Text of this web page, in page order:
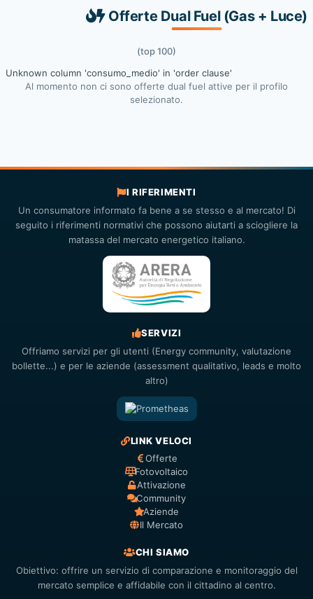
Offerte Dual Fuel (Gas + Luce)
(top 100)
Unknown column 'consumo_medio' in 'order clause'
Al momento non ci sono offerte dual fuel attive per il profilo
selezionato.
I RIFERIMENTI
Un consumatore informato fa bene a se stesso e al mercato! Di
seguito i riferimenti normativi che possono aiutarti a sciogliere la
matassa del mercato energetico italiano.
SERVIZI
Offriamo servizi per gli utenti (Energy community, valutazione
bollette...) e per le aziende (assessment qualitativo, leads e molto
altro)
LINK VELOCI
Offerte
Fotovoltaico
Attivazione
Community
Aziende
Il Mercato
CHI SIAMO
Obiettivo: offrire un servizio di comparazione e monitoraggio del
mercato semplice e affidabile con il cittadino al centro.